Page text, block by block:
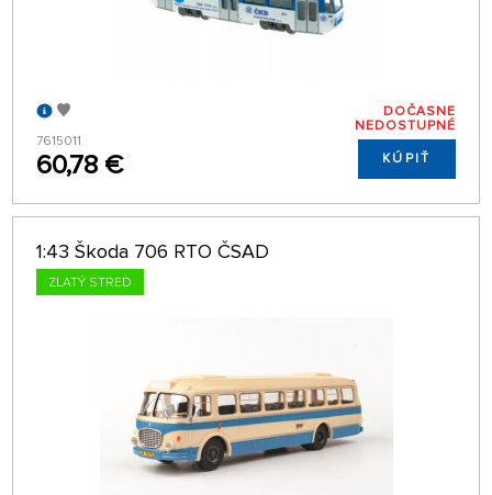
7615011
60,78 €
DOČASNE
NEDOSTUPNÉ
KÚPIŤ
1:43 Škoda 706 RTO ČSAD
ZLATÝ STRED